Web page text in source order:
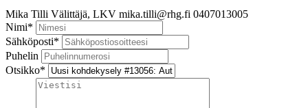
Mika Tilli Välittäjä, LKV mika.tilli@rhg.fi 0407013005
Nimi*
Sähköposti*
Puhelin
Otsikko*